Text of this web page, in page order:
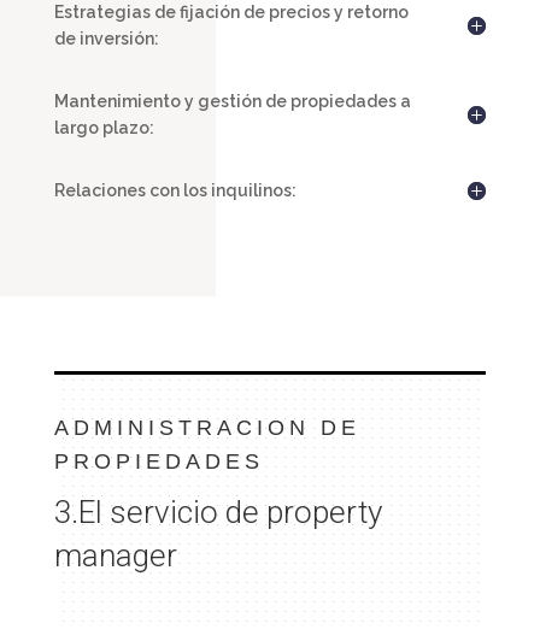
Estrategias de fijación de precios y retorno
de inversión:
Mantenimiento y gestión de propiedades a
largo plazo:
Relaciones con los inquilinos:
ADMINISTRACION DE
PROPIEDADES
3.El servicio de property
manager